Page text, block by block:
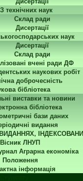
З технічних наук
Склад ради
Дисертації
наук
Дисертації
Склад ради
вчені ради ДФ
наукових робіт
доброчесність
бібліотека
виставки та новини
бібліотека
бази даних
видання
Вісник ЛНУП
Аграрна економіка
Положення
інформація